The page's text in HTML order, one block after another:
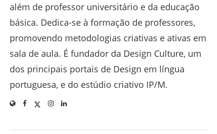
além de professor universitário e da educação
básica. Dedica-se à formação de professores,
promovendo metodologias criativas e ativas em
sala de aula. É fundador da Design Culture, um
dos principais portais de Design em língua
portuguesa, e do estúdio criativo IP/M.